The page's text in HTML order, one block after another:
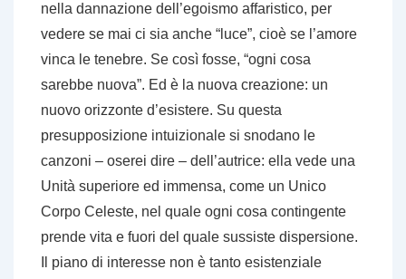
nella dannazione dell’egoismo affaristico, per
vedere se mai ci sia anche “luce”, cioè se l’amore
vinca le tenebre. Se così fosse, “ogni cosa
sarebbe nuova”. Ed è la nuova creazione: un
nuovo orizzonte d’esistere. Su questa
presupposizione intuizionale si snodano le
canzoni – oserei dire – dell’autrice: ella vede una
Unità superiore ed immensa, come un Unico
Corpo Celeste, nel quale ogni cosa contingente
prende vita e fuori del quale sussiste dispersione.
Il piano di interesse non è tanto esistenziale